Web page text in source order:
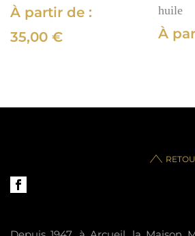
À partir de :
35,00 €
huile
À